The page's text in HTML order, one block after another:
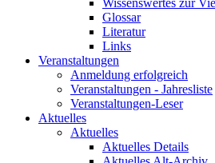
Wissenswertes zur
Glossar
Literatur
Links
Veranstaltungen
Anmeldung erfolgreich
Veranstaltungen - Jahresliste
Veranstaltungen-Leser
Aktuelles
Aktuelles
Aktuelles Details